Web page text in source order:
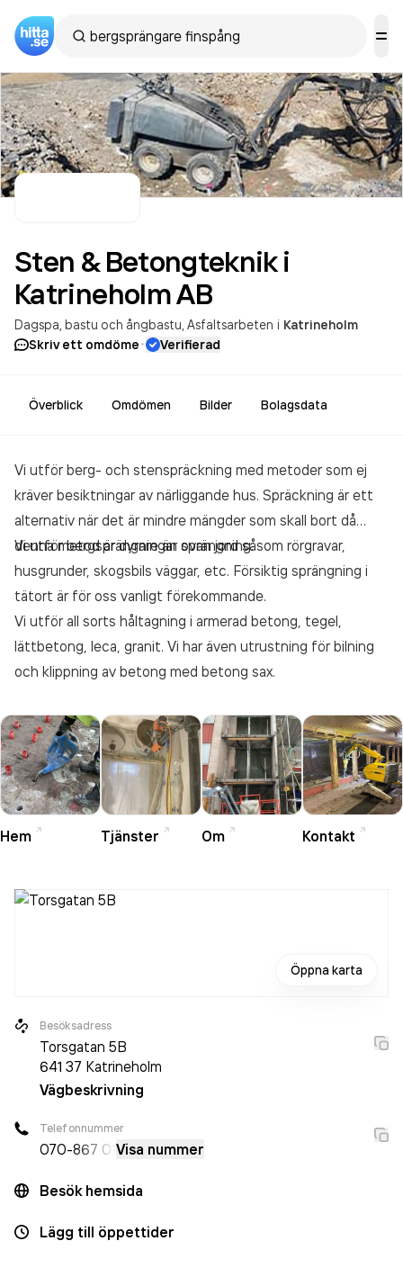
Sten & Betongteknik i
KatrineholmAB
Dagspa, bastu och ångbastu Asfaltsarbeten i Katrineholm
Skriv ett omdöme· Verifierad
Överblick Omdömen Bilder Bolagsdata
Vi utför berg- och stenspräckning med metoder som ej
kräver besiktningar av närliggande hus. Spräckning är ett
alternativ när det är mindre mängder som skall bort då
denna metod är dyrare än sprängning.
Vi utför bergsprängningar ovan jord såsom rörgravar,
husgrunder, skogsbils väggar, etc. Försiktig sprängning i
tätort är för oss vanligt förekommande.
Vi utför all sorts håltagning i armerad betong, tegel,
lättbetong, leca, granit. Vi har även utrustning för bilning
och klippning av betong med betong sax.
Hem Tjänster Om Kontakt
Öppna karta
Besöksadress
Torsgatan 5B
641 37 Katrineholm
Vägbeskrivning
Telefonnummer
070-867 01 Visa nummer
Besök hemsida
Lägg till öppettider